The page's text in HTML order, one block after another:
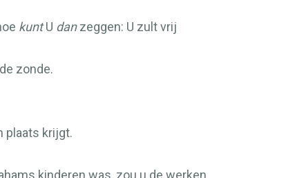
kuntU danzeggen: U zult vrij
zonde.
plaats krijgt.
kinderen was, zou u de werken